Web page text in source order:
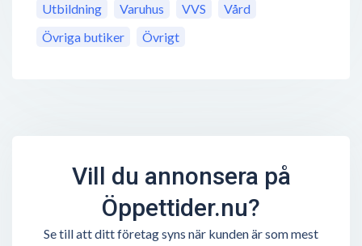
Utbildning
Varuhus VVS
Vård
Övriga butiker
Övrigt
Vill du annonsera på
Öppettider.nu?
Se till att ditt företag syns när kunden är som mest